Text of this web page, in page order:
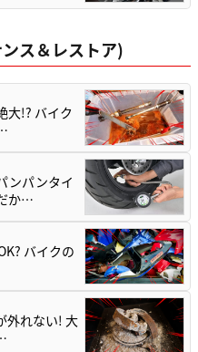
ス＆レストア)
大!? バイク
ンパンタイ
か…
バイクの
外れない! 大